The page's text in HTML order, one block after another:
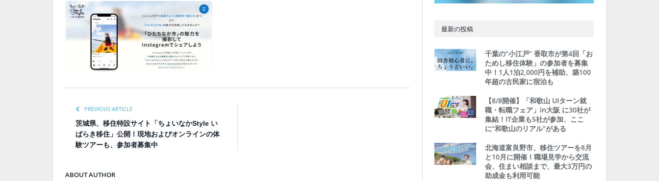
PREVIOUS ARTICLE
茨城県、移住特設サイト「ちょいなかStyle い
ばらき移住」公開！現地およびオンラインの体
験ツアーも、参加者募集中
ABOUT AUTHOR
最新の投稿
千葉の“小江戸” 香取市が第4回「お
ためし移住体験」の参加者を募集
中！1人1泊2,000円を補助、築100
年超の古民家に宿泊も
【8/8開催】「和歌山 UIターン就
職・転職フェア」in大阪 に30社が
集結！IT企業も5社が参加、ここ
に“和歌山のリアル”がある
北海道富良野市、移住ツアーを8月
と10月に開催！職場見学から交流
会、住まい相談まで、最大3万円の
助成金も利用可能